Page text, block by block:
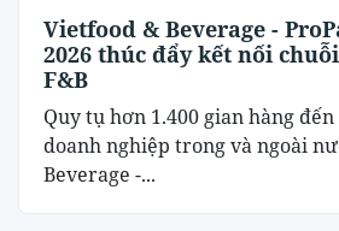
Vietfood & Beverage -
2026 thúc đẩy kết nối
F&B
Quy tụ hơn 1.400 gian hàng
doanh nghiệp trong và ngoài
Beverage -...